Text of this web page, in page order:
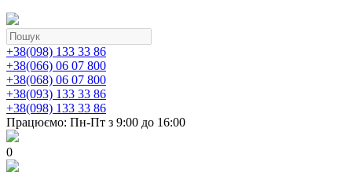
+38(098) 133 33 86
+38(066) 06 07 800
+38(068) 06 07 800
+38(093) 133 33 86
+38(098) 133 33 86
Працюємо: Пн-Пт з 9:00 до 16:00
0